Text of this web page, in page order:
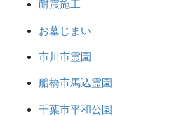
耐震施工
お墓じまい
市川市霊園
船橋市馬込霊園
千葉市平和公園